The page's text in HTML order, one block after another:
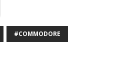
#COMMODORE